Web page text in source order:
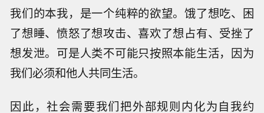
我们的本我，是一个纯粹的欲望。饿了想吃、困
了想睡、愤怒了想攻击、喜欢了想占有、受挫了
想发泄。可是人类不可能只按照本能生活，因为
我们必须和他人共同生活。
因此，社会需要我们把外部规则内化为自我约